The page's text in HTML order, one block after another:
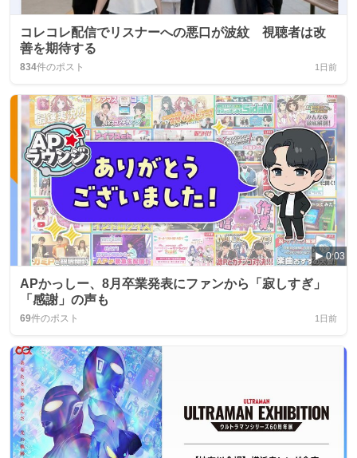
コレコレ配信でリスナーへの悪口が波紋 視聴者は改
善を期待する
834件のポスト 1日前
0:03
APかっしー、8月卒業発表にファンから「寂しすぎ」
「感謝」の声も
69件のポスト 1日前